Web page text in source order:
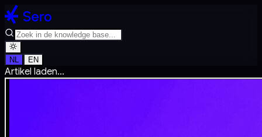
NL EN
Artikel laden...